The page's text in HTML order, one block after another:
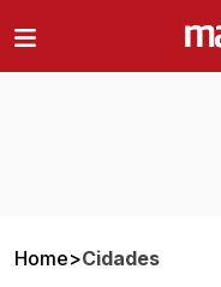
Home>Cidades